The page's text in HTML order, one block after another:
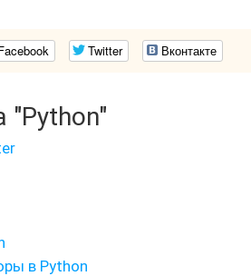
Twitter Вконтакте
"Python"
в Python